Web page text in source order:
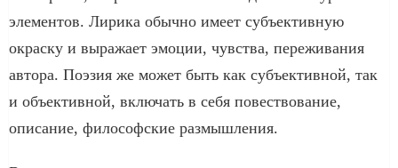
элементов. Лирика обычно имеет субъективную
окраску и выражает эмоции, чувства, переживания
автора. Поэзия же может быть как субъективной, так
и объективной, включать в себя повествование,
описание, философские размышления.